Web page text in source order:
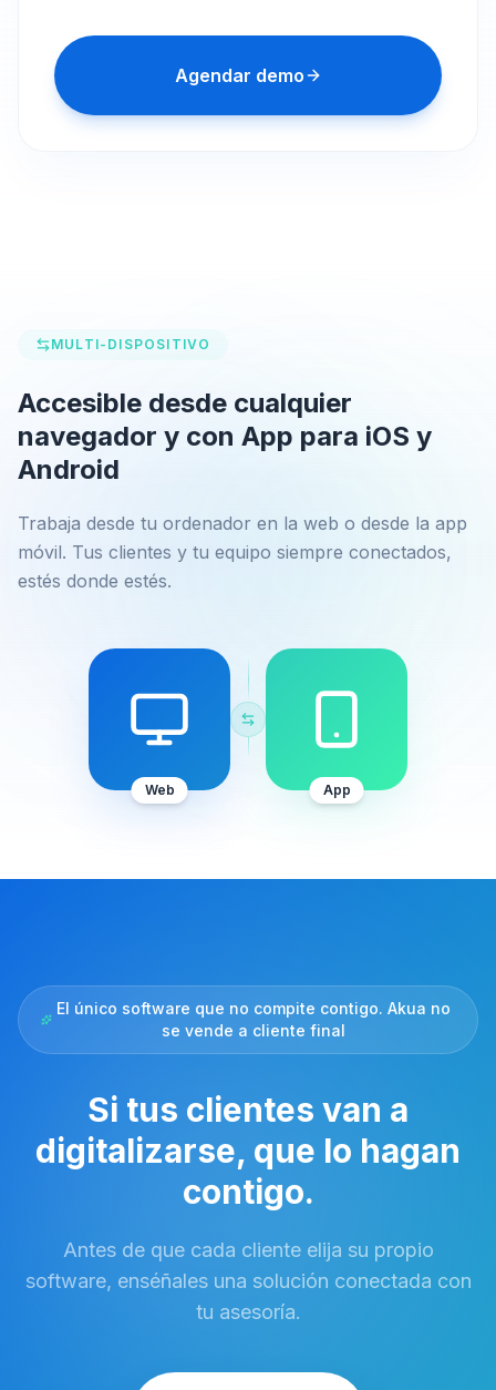
Agendar demo
MULTI-DISPOSITIVO
Accesible desde cualquier
navegador y con App para iOS y
Android
Trabaja desde tu ordenador en la web o desde la app
móvil. Tus clientes y tu equipo siempre conectados,
estés donde estés.
Web App
El único software que no compite contigo. Akua no
se vende a cliente final
Si tus clientes van a
digitalizarse, que lo hagan
contigo.
Antes de que cada cliente elija su propio
software, enséñales una solución conectada con
tu asesoría.